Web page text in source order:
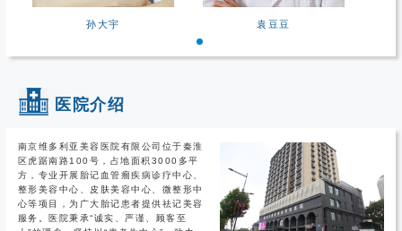
孙大宇 袁豆豆
医院介绍
南京维多利亚美容医院有限公司位于秦淮
区虎踞南路100号，占地面积3000多平
方，专业开展胎记血管瘤疾病诊疗中心、
整形美容中心、皮肤美容中心、微整形中
心等项目，为广大胎记患者提供祛记美容
服务。医院秉承“诚实、严谨、顾客至